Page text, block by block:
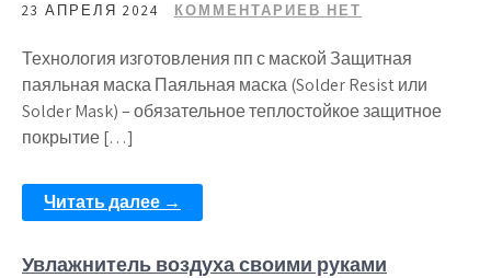
23 АПРЕЛЯ 2024 КОММЕНТАРИЕВ НЕТ
Технология изготовления пп с маской Защитная
паяльная маска Паяльная маска (Solder Resist или
Solder Mask) – обязательное теплостойкое защитное
покрытие […]
Читать далее →
Увлажнитель воздуха своими руками